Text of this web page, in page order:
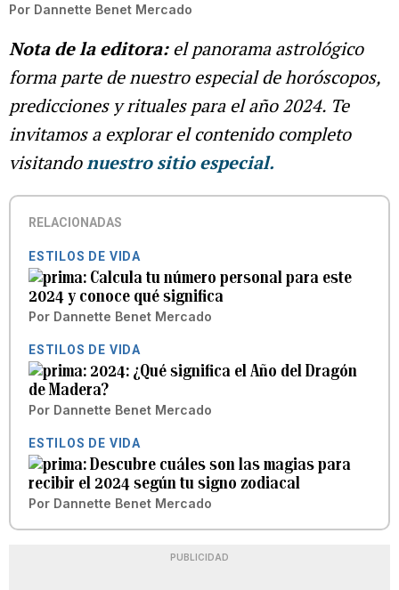
Por Dannette Benet Mercado
Nota de la editora:el panorama astrológico
forma parte de nuestro especial de horóscopos,
predicciones y rituales para el año 2024. Te
invitamos a explorar el contenido completo
visitandonuestro sitio especial.
RELACIONADAS
ESTILOS DE VIDA
Calcula tu número personal para este
2024 y conoce qué significa
Por Dannette Benet Mercado
ESTILOS DE VIDA
2024: ¿Qué significa el Año del Dragón
de Madera?
Por Dannette Benet Mercado
ESTILOS DE VIDA
Descubre cuáles son las magias para
recibir el 2024 según tu signo zodiacal
Por Dannette Benet Mercado
PUBLICIDAD